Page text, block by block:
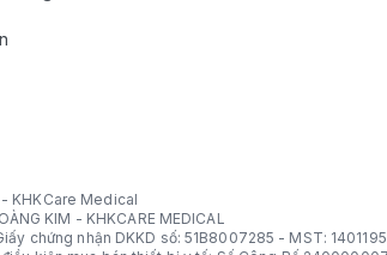
KHKCare Medical
KIM - KHKCARE MEDICAL
chứng nhận DKKD số: 51B8007285 - MST: